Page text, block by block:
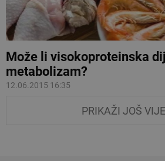
Može li visokoproteinska
metabolizam?
12.06.2015 16:35
PRIKAŽI JOŠ